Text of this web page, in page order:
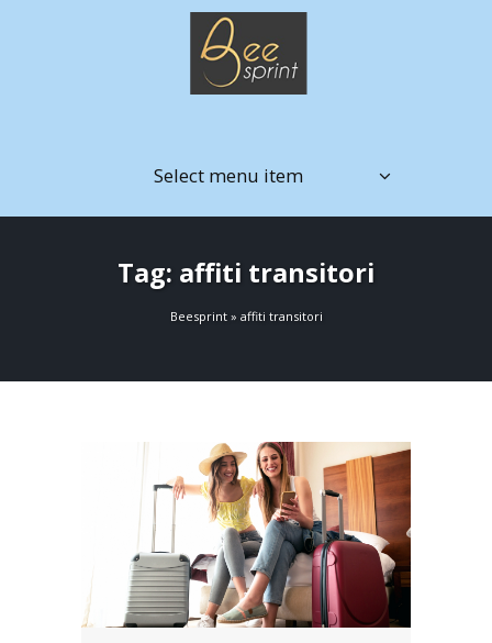
Select menu item
Tag: affiti transitori
Beesprint» affiti transitori